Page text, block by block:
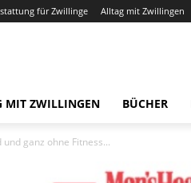
für Zwillinge Alltag mit Zwillingen
MIT ZWILLINGEN BÜCHER
ganz ohne Fitness...